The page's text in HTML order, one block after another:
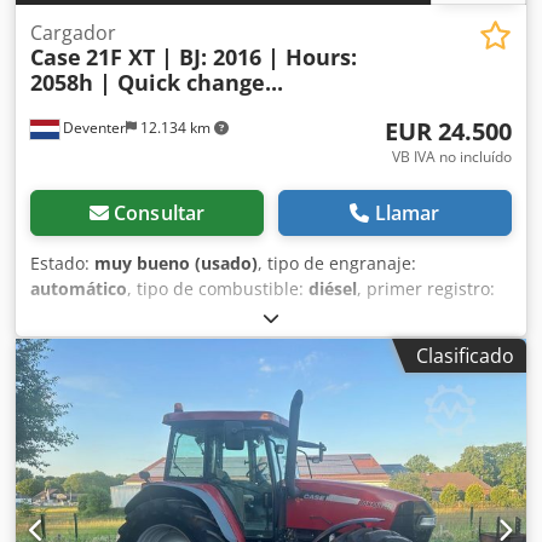
Deventer 12.134 km
Cargador
Case 21F XT | BJ: 2016 | Hours:
2058h | Quick change...
EUR 24.500
VB IVA no incluído
Consultar Llamar
Estado: muy bueno (usado), tipo de engranaje:
automático, tipo de combustible: diésel, primer registro:
, Año de fabricación:2016
funcionamiento:2.058 h, Equipamiento:cabina, =
Opciones y accesorios adicionales = - Cabina cerrada -
Radio/reproductor de CD = Notas = Pala cargadora CASE
21F XT, fabricada en 2016, con solo 2.058 horas de
funcionamiento. Esta pala cargadora compacta y potente
es de origen alemán y se encuentra en excelentes
condiciones, bien mantenida. La máquina está lista para
su uso inmediato y es ideal para trabajos de excavación,
Clasificado